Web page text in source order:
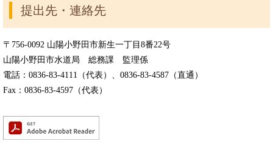
提出先・連絡先
〒756-0092 山陽小野田市新生一丁目8番22号
山陽小野田市水道局 総務課 監理係
電話：0836-83-4111（代表）、0836-83-4587（直通）
Fax：0836-83-4597（代表）